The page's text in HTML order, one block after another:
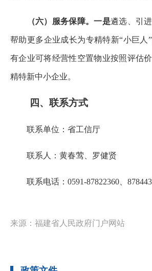
（六）服务保障。一是遴选、引
帮助更多企业成长为专精特新“小巨人
有企业可将经营性空置物业按照评估
精特新中小企业。
四、联系方式
联系单位：省工信厅
联系人：黄春莺、罗健贤
联系电话：0591-87822360、
来源：福建省人民政府门户网站